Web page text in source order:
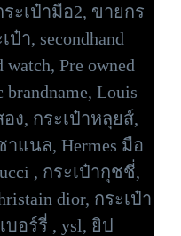
ะเป๋ามือ2, ขายกร
ป๋า, secondhand
watch, Pre owned
brandname, Louis
ง, กระเป๋าหลุยส์,
าแนล, Hermes มือ
, กระเป๋ากุชชี่,
dior, กระเป๋า
บอร์รี่ , ysl, ยิป